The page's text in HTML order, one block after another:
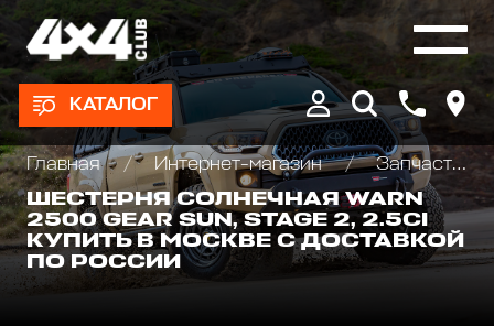
КАТАЛОГ
Главная Интернет-магазин
Запчасти и Аксессуары для лебедок
ШЕСТЕРНЯ СОЛНЕЧНАЯ WARN
2500 GEAR SUN, STAGE 2, 2.5CI
КУПИТЬ В МОСКВЕ С ДОСТАВКОЙ
ПО РОССИИ